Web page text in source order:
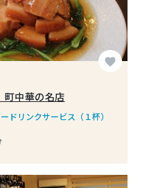
favorite
町中華の名店
ドリンクサービス（１杯）